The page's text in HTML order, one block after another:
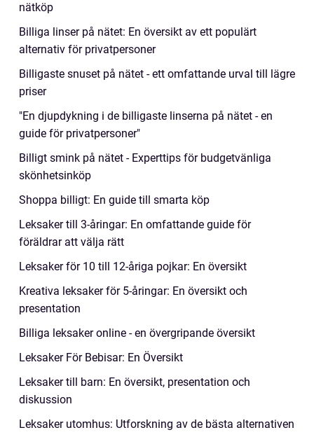
nätköp
Billiga linser på nätet: En översikt av ett populärt
alternativ för privatpersoner
Billigaste snuset på nätet - ett omfattande urval till lägre
priser
"En djupdykning i de billigaste linserna på nätet - en
guide för privatpersoner"
Billigt smink på nätet - Experttips för budgetvänliga
skönhetsinköp
Shoppa billigt: En guide till smarta köp
Leksaker till 3-åringar: En omfattande guide för
föräldrar att välja rätt
Leksaker för 10 till 12-åriga pojkar: En översikt
Kreativa leksaker för 5-åringar: En översikt och
presentation
Billiga leksaker online - en övergripande översikt
Leksaker För Bebisar: En Översikt
Leksaker till barn: En översikt, presentation och
diskussion
Leksaker utomhus: Utforskning av de bästa alternativen